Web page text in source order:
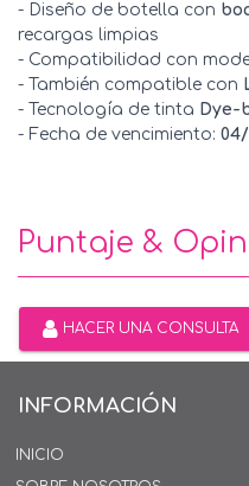
- Diseño de botella con
recargas limpias
- Compatibilidad con
- También compatible con
- Tecnología de tinta Dye-
- Fecha de vencimiento: 04/
Puntaje &
HACER UNA CONSULTA
INFORMACIÓN
INICIO